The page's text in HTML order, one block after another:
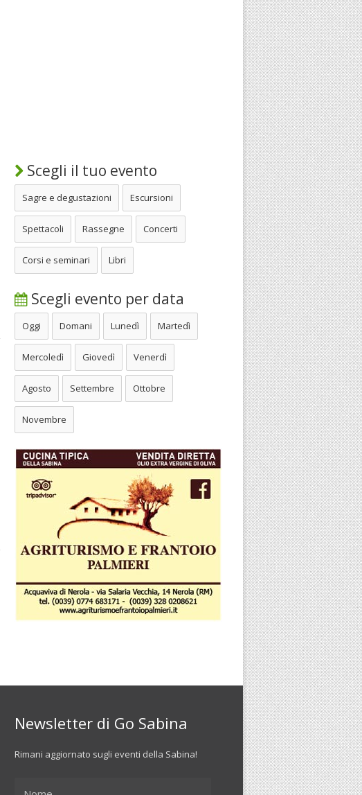
Scegli il tuo evento
Sagre e degustazioni Escursioni
Spettacoli Rassegne Concerti
Corsi e seminari Libri
Scegli evento per data
Oggi Domani Lunedì Martedì
Mercoledì Giovedì Venerdì
Agosto Settembre Ottobre
Novembre
Newsletter di Go Sabina
Rimani aggiornato sugli eventi della Sabina!